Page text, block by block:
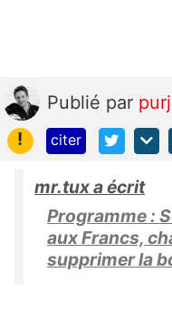
Publié par
!
citer
mr.tux a écrit
Programme :
aux Francs,
supprimer la